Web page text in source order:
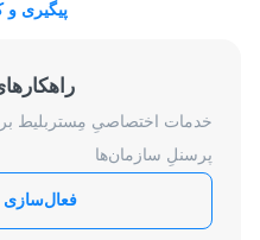
پیگیری و
خدمات اختصاصیِ مِستربلیط
پرسنلِ سازمان‌ها
فعال‌سازی